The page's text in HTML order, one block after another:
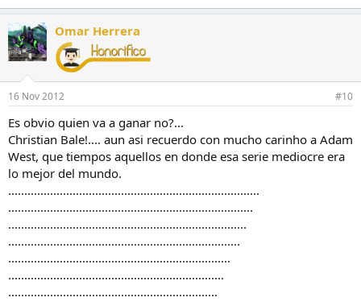
Omar Herrera
16 Nov 2012 #10
Es obvio quien va a ganar no?...
Christian Bale!.... aun asi recuerdo con mucho carinho a Adam
West, que tiempos aquellos en donde esa serie mediocre era
lo mejor del mundo.
..............................................................................
............................................................................
..........................................................................
........................................................................
.....................................................................
...................................................................
.................................................................